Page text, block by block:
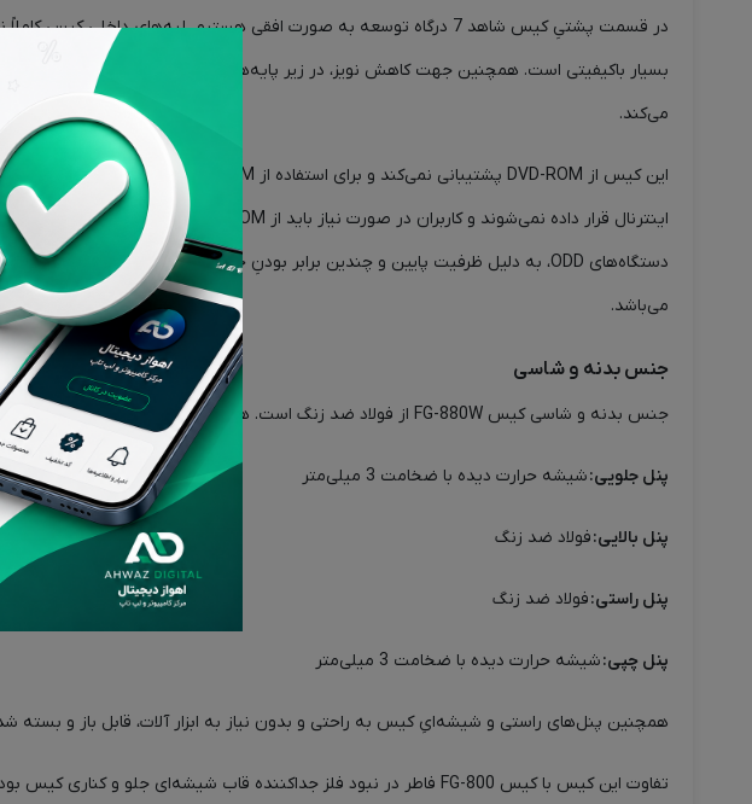
در قسمت پشتیِ کیس شاهد 7 درگاه توسعه به صورت افقی هستیم. لبه‌های
می‌کند.
می‌باشد.
جنس بدنه و شاسی
جنس بدنه و شاسی کیس FG-880W از فولاد ضد زنگ است. همچنین جنس سایر پنل‌های کیس به شرح زیر است:
پنل جلویی:شیشه حرارت دیده با ضخامت 3 میلی‌متر
پنل بالایی:فولاد ضد زنگ
پنل راستی:فولاد ضد زنگ
پنل چپی:شیشه حرارت دیده‌ با ضخامت 3 میلی‌متر
همچنین پنل‌های راستی و شیشه‌ایِ کیس به راحتی و بدون نیاز به ابزار آلات، قابل باز و بسته
تفاوت این کیس با کیس FG-800 فاطر در نبود فلز جداکننده قاب شیشه‌ای جلو و کناری کیس بوده و در این کیس از بدنه تماما شیشه‌ای استفاده شده است.